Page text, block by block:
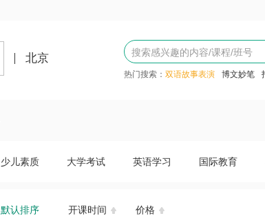
北京
热门搜索： 双语故事表演 博文妙笔
少儿素质 大学考试 英语学习 国际教育
默认排序 开课时间 价格